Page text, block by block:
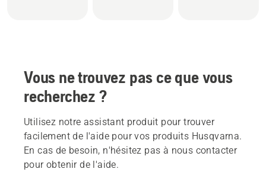
Vous ne trouvez pas ce que vous
recherchez ?
Utilisez notre assistant produit pour trouver
facilement de l'aide pour vos produits Husqvarna.
En cas de besoin, n'hésitez pas à nous contacter
pour obtenir de l'aide.